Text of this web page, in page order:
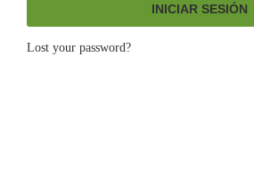
INICIAR SESIÓN
Lost your password?